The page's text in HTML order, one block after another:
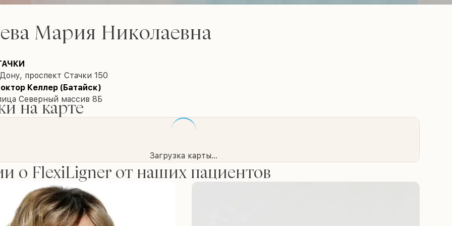
Мария Николаевна
проспект Стачки 150
Келлер (Батайск)
Северный массив 8Б
на карте
Загрузка карты...
о FlexiLigner от наших пациентов